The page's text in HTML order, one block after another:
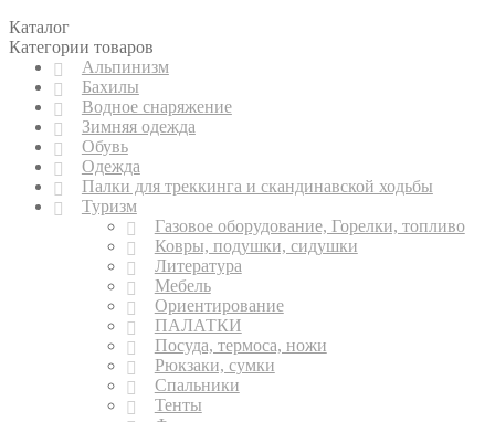
Каталог
Категории товаров
Альпинизм
Бахилы
Водное снаряжение
Зимняя одежда
Обувь
Одежда
Палки для треккинга и скандинавской ходьбы
Туризм
Газовое оборудование, Горелки, топливо
Ковры, подушки, сидушки
Литература
Мебель
Ориентирование
ПАЛАТКИ
Посуда, термоса, ножи
Рюкзаки, сумки
Спальники
Тенты